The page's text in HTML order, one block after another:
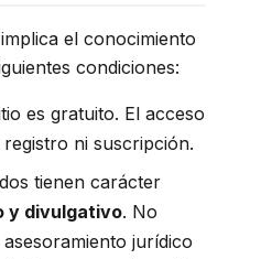
el conocimiento
condiciones:
es gratuito. El acceso
ni suscripción.
tienen carácter
y divulgativo. No
jurídico